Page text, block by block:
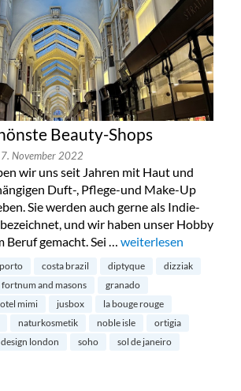
Beauty-Shops
November 2022
wir uns seit Jahren mit Haut und
Duft-, Pflege-und Make-Up
Sie werden auch gerne als Indie-
und wir haben unser Hobby
Beruf gemacht. Sei … „Londons schönste
weiterlesen
costa brazil diptyque
dizziak
fortnum and masons
granado
mimi jusbox
la bouge rouge
naturkosmetik noble isle
ortigia
london soho
sol de janeiro